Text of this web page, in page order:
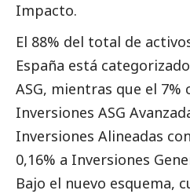
Impacto.
El 88% del total de
España está
ASG, mientras que el 7%
Inversiones ASG
Inversiones Alineadas
0,16% a Inversiones
Bajo el nuevo esquema,